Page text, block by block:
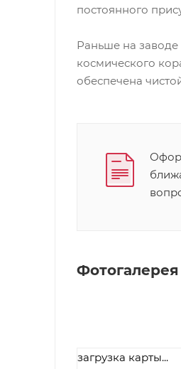
постоянного
Раньше на
космического
обеспечена
Фотогалерея
загрузка карты...